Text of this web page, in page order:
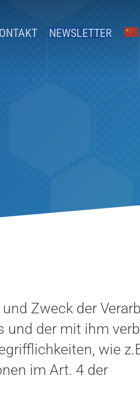
NEWSLETTER
Zweck der
der mit ihm
wie
im Art. 4 der